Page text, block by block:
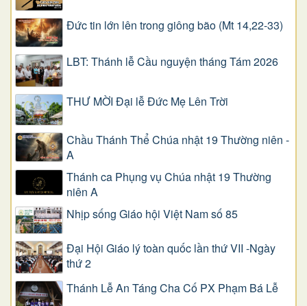
Đức tin lớn lên trong giông bão (Mt 14,22-33)
LBT: Thánh lễ Cầu nguyện tháng Tám 2026
THƯ MỜI Đại lễ Đức Mẹ Lên Trời
Chầu Thánh Thể Chúa nhật 19 Thường niên -
A
Thánh ca Phụng vụ Chúa nhật 19 Thường
niên A
Nhịp sống Giáo hội Việt Nam số 85
Đại Hội Giáo lý toàn quốc lần thứ VII -Ngày
thứ 2
Thánh Lễ An Táng Cha Cố PX Phạm Bá Lễ